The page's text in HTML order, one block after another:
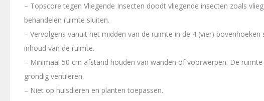
– Topscore tegen Vliegende Insecten doodt vliegende insecten zoals
behandelen ruimte sluiten.
– Vervolgens vanuit het midden van de ruimte in de 4 (vier)
inhoud van de ruimte.
– Minimaal 50 cm afstand houden van wanden of voorwerpen. De
grondig ventileren.
– Niet op huisdieren en planten toepassen.